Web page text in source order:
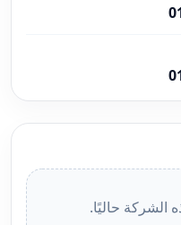
الشركة حاليًا.